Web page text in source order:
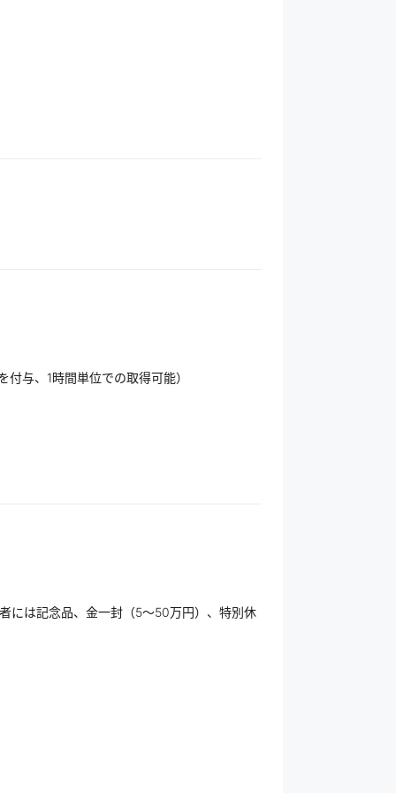
与、1時間単位での取得可能）
には記念品、金一封（5～50万円）、特別休